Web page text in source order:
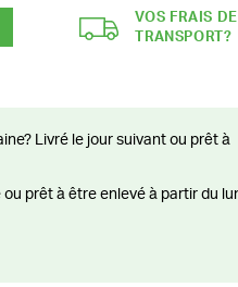
VOS FRAIS DE
TRANSPORT?